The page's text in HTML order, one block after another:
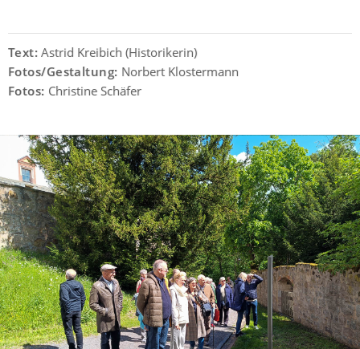
Text: Astrid Kreibich (Historikerin)
Fotos/Gestaltung: Norbert Klostermann
Fotos: Christine Schäfer